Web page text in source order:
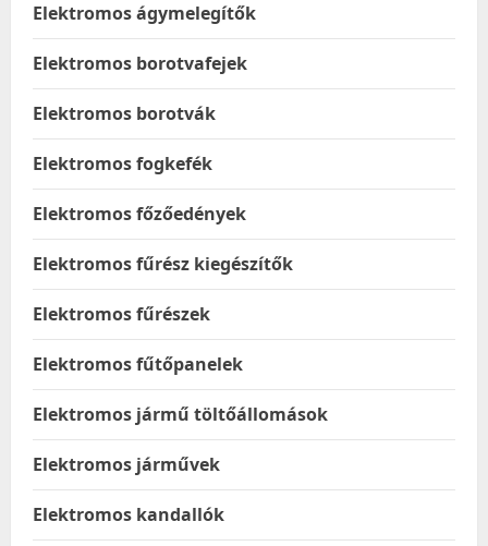
Elektromos ágymelegítők
Elektromos borotvafejek
Elektromos borotvák
Elektromos fogkefék
Elektromos főzőedények
Elektromos fűrész kiegészítők
Elektromos fűrészek
Elektromos fűtőpanelek
Elektromos jármű töltőállomások
Elektromos járművek
Elektromos kandallók